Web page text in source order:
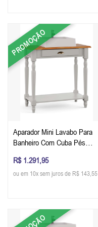
PROMOÇÃO
Aparador Mini Lavabo Para
Banheiro Com Cuba Pés
80 x 40 cm (A x L x P) - Cor
Offwhite Imbuia Glazer
R$ 1.291,95
ou em 10x sem juros de R$ 143,55